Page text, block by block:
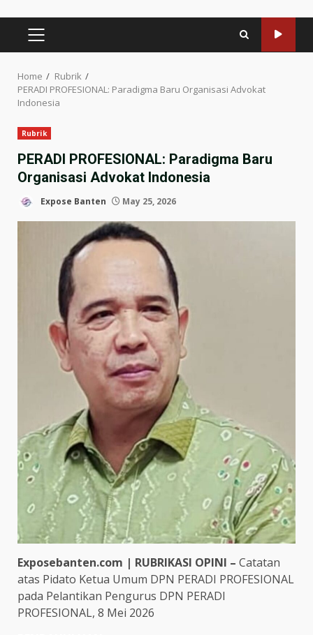
PRIMARY
MENU
Home
Rubrik
PERADI PROFESIONAL: Paradigma Baru Organisasi Advokat
Indonesia
Rubrik
PERADI PROFESIONAL: Paradigma Baru
Organisasi Advokat Indonesia
Expose Banten May 25, 2026
Exposebanten.com | RUBRIKASI OPINI – Catatan
atas Pidato Ketua Umum DPN PERADI PROFESIONAL
pada Pelantikan Pengurus DPN PERADI
PROFESIONAL, 8 Mei 2026